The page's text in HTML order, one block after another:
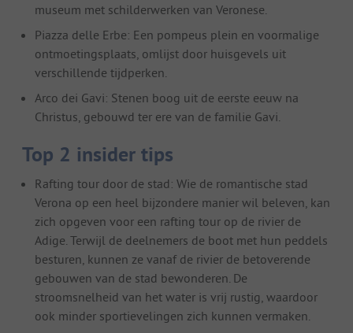
museum met schilderwerken van Veronese.
Piazza delle Erbe: Een pompeus plein en voormalige
ontmoetingsplaats, omlijst door huisgevels uit
verschillende tijdperken.
Arco dei Gavi: Stenen boog uit de eerste eeuw na
Christus, gebouwd ter ere van de familie Gavi.
Top 2 insider tips
Rafting tour door de stad: Wie de romantische stad
Verona op een heel bijzondere manier wil beleven, kan
zich opgeven voor een rafting tour op de rivier de
Adige. Terwijl de deelnemers de boot met hun peddels
besturen, kunnen ze vanaf de rivier de betoverende
gebouwen van de stad bewonderen. De
stroomsnelheid van het water is vrij rustig, waardoor
ook minder sportievelingen zich kunnen vermaken.